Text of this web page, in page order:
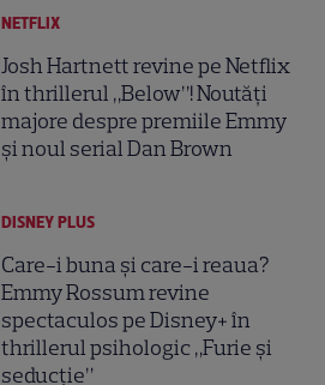
NETFLIX
Josh Hartnett revine pe Netflix
în thrillerul „Below”! Noutăți
majore despre premiile Emmy
și noul serial Dan Brown
DISNEY PLUS
Care-i buna și care-i reaua?
Emmy Rossum revine
spectaculos pe Disney+ în
thrillerul psihologic „Furie și
seducție”